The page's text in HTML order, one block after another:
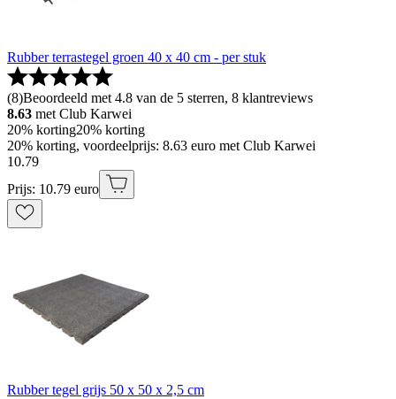
Rubber terrastegel groen 40 x 40 cm - per stuk
(8)Beoordeeld met 4.8 van de 5 sterren, 8 klantreviews
8.63 met Club Karwei
20% korting20% korting
20% korting, voordeelprijs: 8.63 euro met Club Karwei
10.79
Prijs: 10.79 euro
Rubber tegel grijs 50 x 50 x 2,5 cm